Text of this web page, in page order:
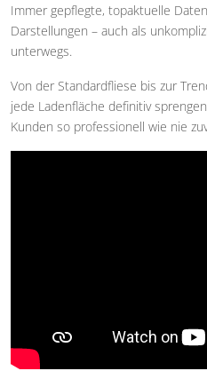
Immer gepflegte, topaktuelle
Darstellungen – auch als
unterwegs.
Von der Standardfliese bis zur
jede Ladenfläche definitiv
Kunden so professionell wie nie